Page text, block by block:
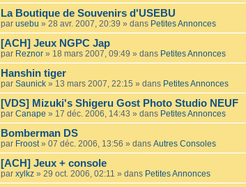
La Boutique de Souvenirs d'USEBU
par usebu » 28 avr. 2007, 20:39 » dans Petites Annonces
[ACH] Jeux NGPC Jap
par Reznor » 18 mars 2007, 09:49 » dans Petites Annonces
Hanshin tiger
par Saunick » 13 mars 2007, 22:15 » dans Petites Annonces
[VDS] Mizuki's Shigeru Gost Photo Studio NEUF
par Canape » 17 déc. 2006, 14:43 » dans Petites Annonces
Bomberman DS
par Froost» 07 déc. 2006, 13:56 » dans Autres Consoles
[ACH] Jeux + console
par xylkz » 29 oct. 2006, 02:11 » dans Petites Annonces